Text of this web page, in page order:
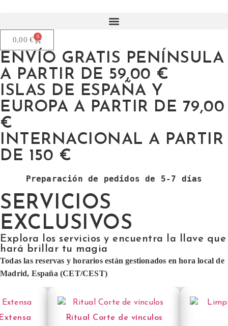
0,00 € 0
ENVÍO GRATIS PENÍNSULA
A PARTIR DE 59,00 €
ISLAS DE ESPAÑA Y
EUROPA A PARTIR DE 79,00
€
INTERNACIONAL A PARTIR
DE 150 €
Preparación de pedidos de 5-7 días
SERVICIOS
EXCLUSIVOS
Explora los servicios y encuentra la llave que
hará brillar tu magia
Todas las reservas y horarios están gestionados en hora local de
Madrid, España (CET/CEST)
Ritual Corte de vínculos